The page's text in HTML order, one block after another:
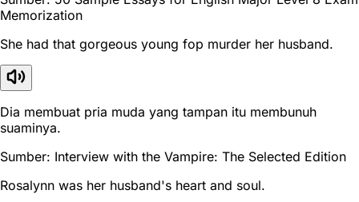
Memorization
She had that gorgeous young fop murder her husband.
Dia membuat pria muda yang tampan itu membunuh
suaminya.
Sumber: Interview with the Vampire: The Selected Edition
Rosalynn was her husband's heart and soul.